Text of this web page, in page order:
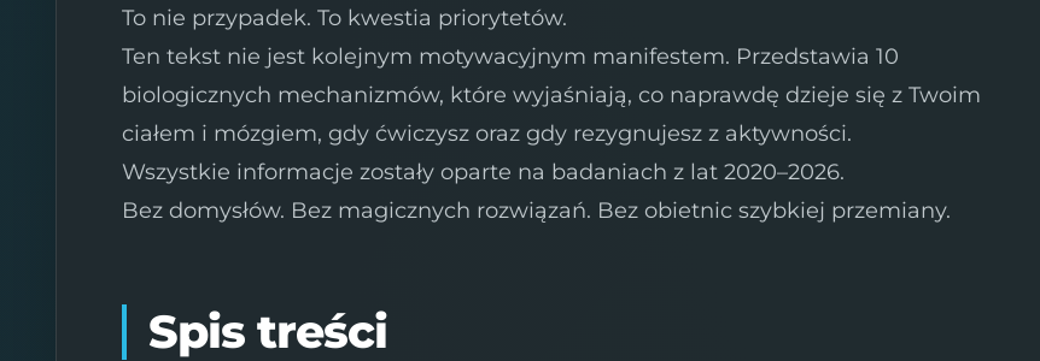
To nie przypadek. To kwestia priorytetów.
Ten tekst nie jest kolejnym motywacyjnym manifestem. Przedstawia 10
biologicznych mechanizmów, które wyjaśniają, co naprawdę dzieje się z Twoim
ciałem i mózgiem, gdy ćwiczysz oraz gdy rezygnujesz z aktywności.
Wszystkie informacje zostały oparte na badaniach z lat 2020–2026.
Bez domysłów. Bez magicznych rozwiązań. Bez obietnic szybkiej przemiany.
Spis treści